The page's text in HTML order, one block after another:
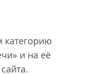
категорию
и на её